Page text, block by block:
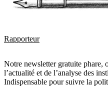
Rapporteur
Notre newsletter gratuite phare,
l’actualité et de l’analyse des
Indispensable pour suivre la